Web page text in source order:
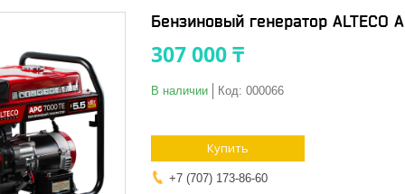
Бензиновый генератор ALTECO
307 000 ₸
В наличии Код: 000066
Купить
+7 (707) 173-86-60